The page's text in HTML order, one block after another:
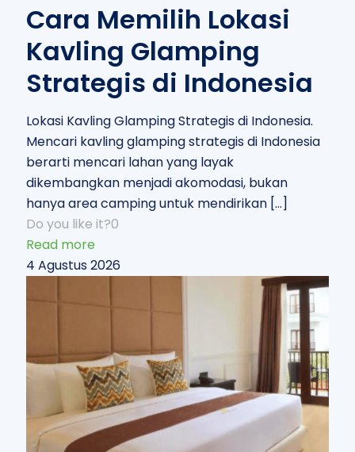
Cara Memilih Lokasi
Kavling Glamping
Strategis di Indonesia
Lokasi Kavling Glamping Strategis di Indonesia.
Mencari kavling glamping strategis di Indonesia
berarti mencari lahan yang layak
dikembangkan menjadi akomodasi, bukan
hanya area camping untuk mendirikan […]
Do you like it?0
Read more
4 Agustus 2026